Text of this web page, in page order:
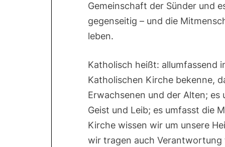
Gemeinschaft der Sünder und
gegenseitig – und die
leben.
Katholisch heißt: allumfassend
Katholischen Kirche bekenne,
Erwachsenen und der Alten; es
Geist und Leib; es umfasst die
Kirche wissen wir um unsere
wir tragen auch